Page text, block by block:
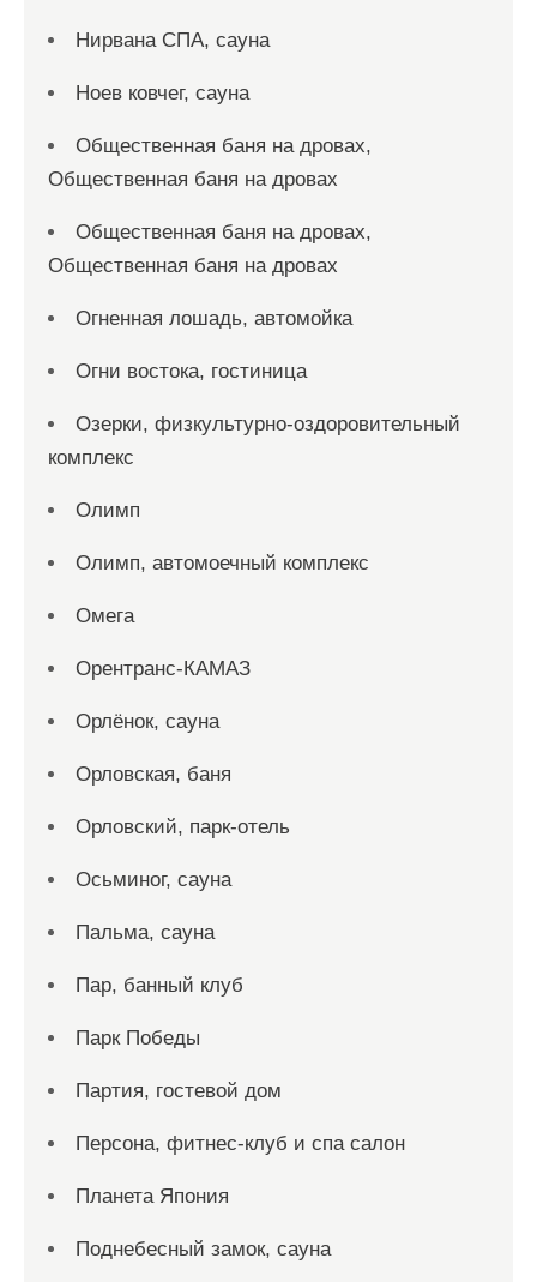
Нирвана СПА, сауна
Ноев ковчег, сауна
Общественная баня на дровах,
Общественная баня на дровах
Общественная баня на дровах,
Общественная баня на дровах
Огненная лошадь, автомойка
Огни востока, гостиница
Озерки, физкультурно-оздоровительный
комплекс
Олимп
Олимп, автомоечный комплекс
Омега
Орентранс-КАМАЗ
Орлёнок, сауна
Орловская, баня
Орловский, парк-отель
Осьминог, сауна
Пальма, сауна
Пар, банный клуб
Парк Победы
Партия, гостевой дом
Персона, фитнес-клуб и спа салон
Планета Япония
Поднебесный замок, сауна